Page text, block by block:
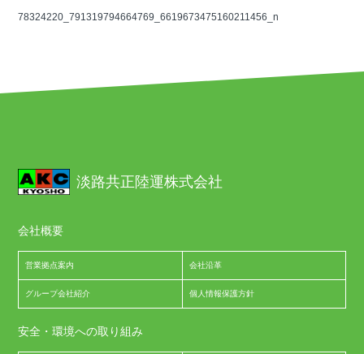
78324220_791319794664769_6619673475160211456_n
淡路共正陸運株式会社
会社概要
営業拠点案内 会社沿革
グループ会社紹介 個人情報保護方針
安全・環境への取り組み